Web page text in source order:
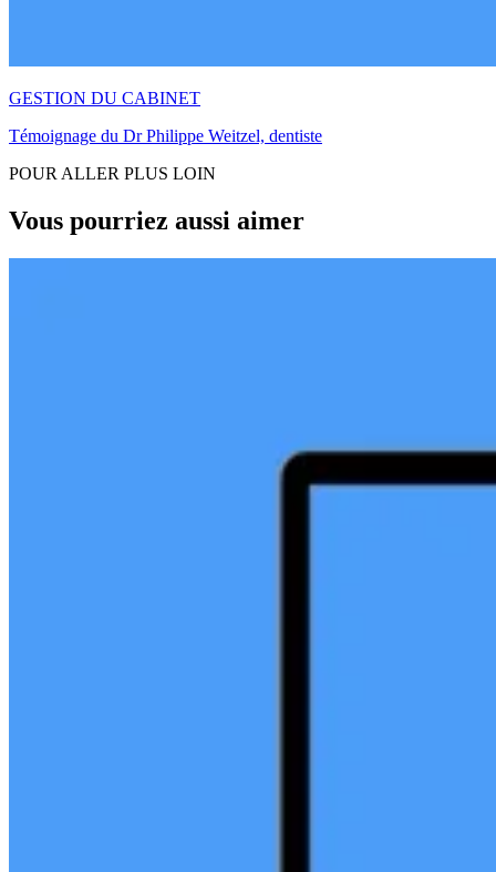
GESTION DU CABINET
Témoignage du Dr Philippe Weitzel, dentiste
POUR ALLER PLUS LOIN
Vous pourriez aussi aimer